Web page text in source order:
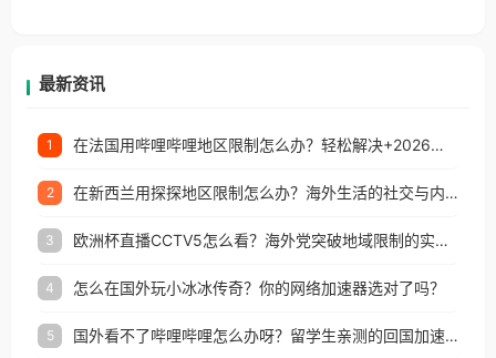
最新资讯
1 在法国用哔哩哔哩地区限制怎么办？轻松解决+2026世界杯看球攻略
2 在新西兰用探探地区限制怎么办？海外生活的社交与内容之困
3 欧洲杯直播CCTV5怎么看？海外党突破地域限制的实用指南
4 怎么在国外玩小冰冰传奇？你的网络加速器选对了吗？
5 国外看不了哔哩哔哩怎么办呀？留学生亲测的回国加速全攻略（含酷我音乐渤海银行解决方法）